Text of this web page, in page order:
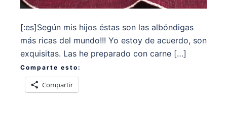
[:es]Según mis hijos éstas son las albóndigas
más ricas del mundo!!! Yo estoy de acuerdo, son
exquisitas. Las he preparado con carne […]
Comparte esto:
Compartir